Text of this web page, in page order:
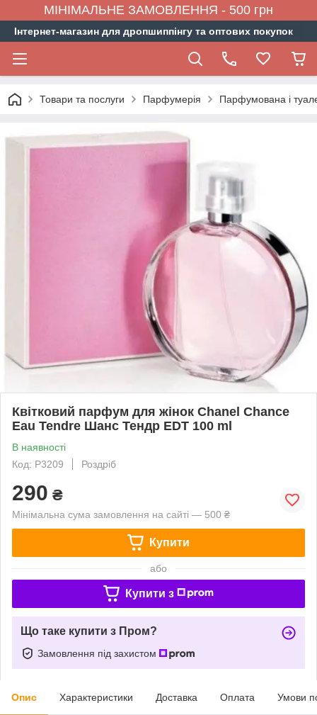
МІНІМАЛЬНЕ ЗАМОВЛЕННЯ - 500 грн
Інтернет-магазин для дропшиппінгу та оптових покупок
Товари та послуги Парфумерія Парфумована і
Квітковий парфум для жінок Chanel Chance
Eau Tendre Шанс Тендр EDT 100 ml
В наявності
Код: P3209
Роздріб
290 ₴
Мінімальна сума замовлення на сайті — 500 ₴
Купити
або
Купити з
Що таке купити з Пром?
Замовлення під захистом
Опис Характеристики Доставка Оплата Умови